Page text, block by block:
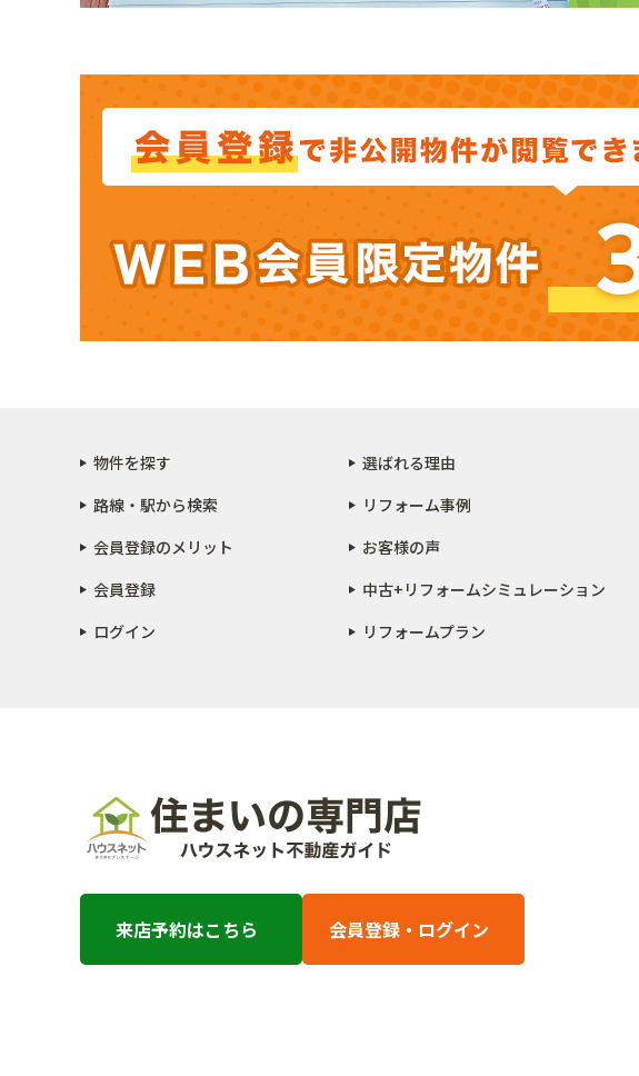
物件を探す
路線・駅から検索
会員登録のメリット
会員登録
ログイン
選ばれる理由
リフォーム事例
お客様の声
中古+リフォームシミュレーション
リフォームプラン
来店予約はこちら 会員登録・ログイン